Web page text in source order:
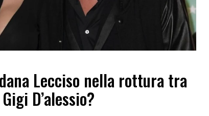
Lecciso nella rottura tra
D’alessio?